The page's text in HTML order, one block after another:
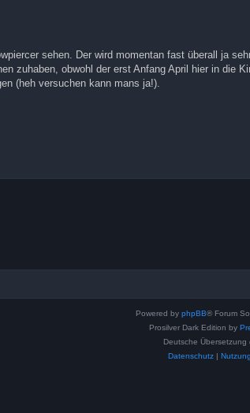
sehen. Der wird momentan fast überall ja
zuhaben, obwohl der erst Anfang April hier in die
(heh versuchen kann mans ja!).
Powered by phpBB® Forum
Prosilver Dark Edition by
Deutsche Übersetzung
Datenschutz|